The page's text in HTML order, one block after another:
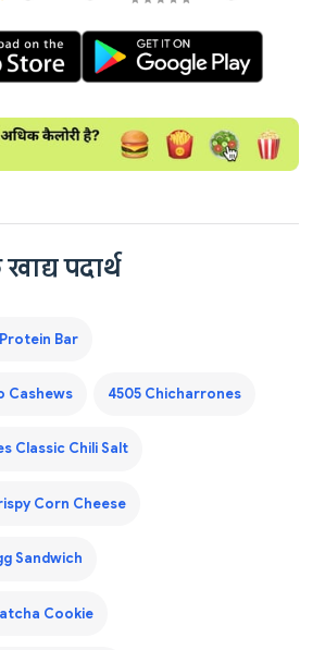
पदार्थ
Bar
Cashews 4505 Chicharrones
Classic Chili Salt
Corn Cheese
Sandwich
Cookie